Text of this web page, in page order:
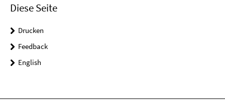
Diese Seite
Drucken
Feedback
English